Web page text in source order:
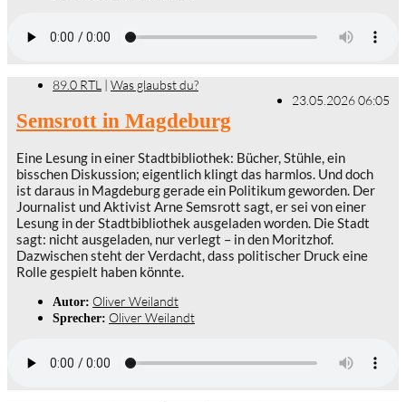
89.0 RTL | Was glaubst du?
23.05.2026 06:05
Semsrott in Magdeburg
Eine Lesung in einer Stadtbibliothek: Bücher, Stühle, ein
bisschen Diskussion; eigentlich klingt das harmlos. Und doch
ist daraus in Magdeburg gerade ein Politikum geworden. Der
Journalist und Aktivist Arne Semsrott sagt, er sei von einer
Lesung in der Stadtbibliothek ausgeladen worden. Die Stadt
sagt: nicht ausgeladen, nur verlegt – in den Moritzhof.
Dazwischen steht der Verdacht, dass politischer Druck eine
Rolle gespielt haben könnte.
Autor: Oliver Weilandt
Sprecher: Oliver Weilandt